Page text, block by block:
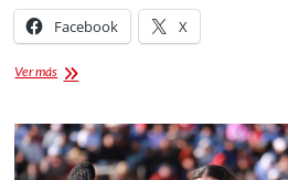
Facebook X
Ver másResuena
en
Puebla
2026: